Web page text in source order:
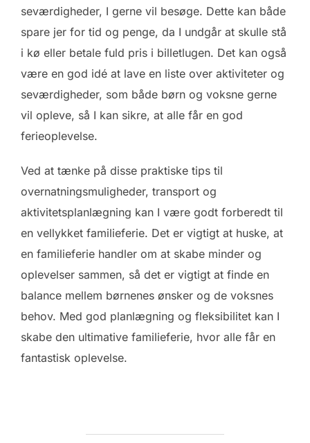
seværdigheder, I gerne vil besøge. Dette kan både
spare jer for tid og penge, da I undgår at skulle stå
i kø eller betale fuld pris i billetlugen. Det kan også
være en god idé at lave en liste over aktiviteter og
seværdigheder, som både børn og voksne gerne
vil opleve, så I kan sikre, at alle får en god
ferieoplevelse.
Ved at tænke på disse praktiske tips til
overnatningsmuligheder, transport og
aktivitetsplanlægning kan I være godt forberedt til
en vellykket familieferie. Det er vigtigt at huske, at
en familieferie handler om at skabe minder og
oplevelser sammen, så det er vigtigt at finde en
balance mellem børnenes ønsker og de voksnes
behov. Med god planlægning og fleksibilitet kan I
skabe den ultimative familieferie, hvor alle får en
fantastisk oplevelse.